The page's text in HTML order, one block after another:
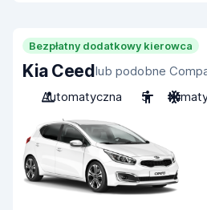
Bezpłatny dodatkowy kierowca
Kia Ceedlub podobne
Automatyczna
5